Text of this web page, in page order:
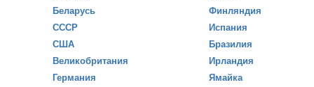
Беларусь
СССР
США
Великобритания
Германия
Финляндия
Испания
Бразилия
Ирландия
Ямайка